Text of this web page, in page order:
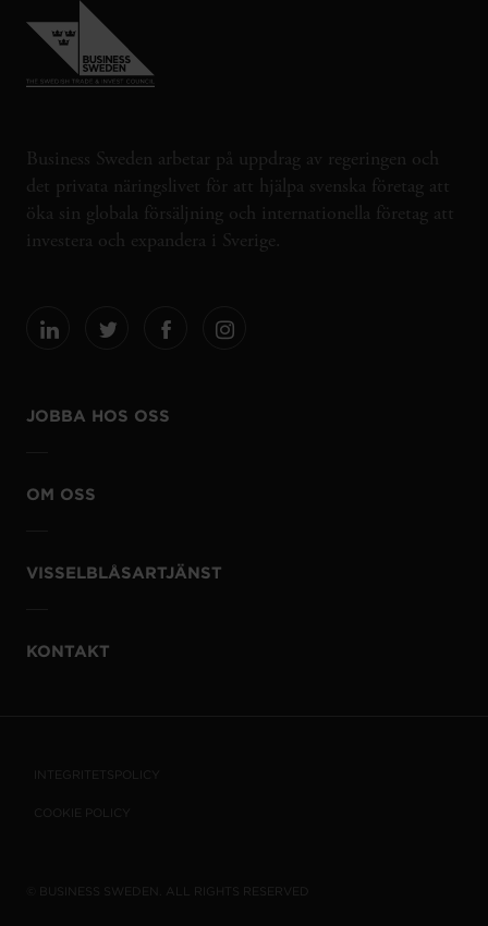
Business Sweden arbetar på uppdrag av regeringen och
det privata näringslivet för att hjälpa svenska företag att
öka sin globala försäljning och internationella företag att
investera och expandera i Sverige.
JOBBA HOS OSS
OM OSS
VISSELBLÅSARTJÄNST
KONTAKT
INTEGRITETSPOLICY
COOKIE POLICY
© BUSINESS SWEDEN. ALL RIGHTS RESERVED